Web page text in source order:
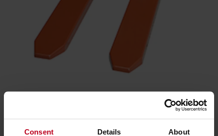
Consent Details About
Robustné vidlice minimalizujú potrebu skláňať sa pre ťažké
náklady.